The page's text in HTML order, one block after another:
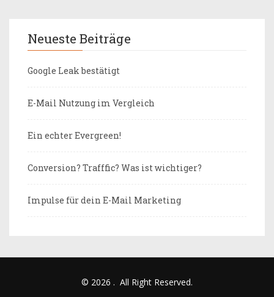
Neueste Beiträge
Google Leak bestätigt
E-Mail Nutzung im Vergleich
Ein echter Evergreen!
Conversion? Trafffic? Was ist wichtiger?
Impulse für dein E-Mail Marketing
© 2026 . All Right Reserved.